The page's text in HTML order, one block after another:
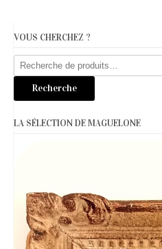
VOUS CHERCHEZ ?
Recherche
pour :
Recherche
LA SÉLECTION DE MAGUELONE